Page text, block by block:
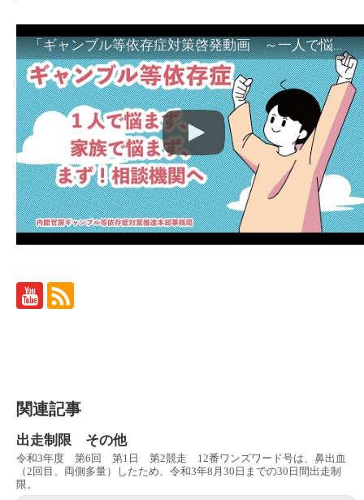
「ギャンブル等依存症対策啓発動画 ～一人で悩まず、家族で悩まず、まず！相談機関へ～」
関連記事
出走制限 その他
令和3年度 第6回 第1日 第2競走 12番ワンズワード号は、鼻出血
（2回目、両側多量）したため、令和3年8月30日までの30日間出走制
限。